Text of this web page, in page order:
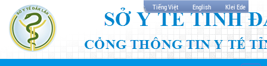
Tiếng Việt English Klei Ede